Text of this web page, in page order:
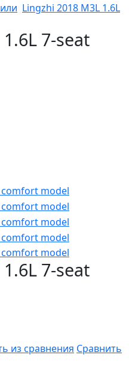
Lingzhi 2018 M3L 1.6L
7-seat
7-seat
из сравнения Сравнить